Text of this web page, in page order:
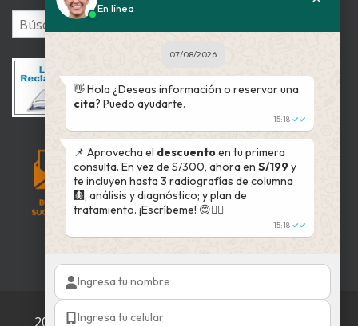
2002 - 2025 © QuiroVida
En línea
07/08/2026
👋 Hola ¿Deseas información o reservar una
cita? Puedo ayudarte.
15:18 ✓✓
📌 Aprovecha el descuentoen tu primera
consulta. En vez de S/300, ahora en S/199y
te incluyen hasta 3 radiografías de columna
🩻, análisis y diagnóstico; y plan de
tratamiento. ¡Escríbeme! 😊👇🏻
15:18 ✓✓